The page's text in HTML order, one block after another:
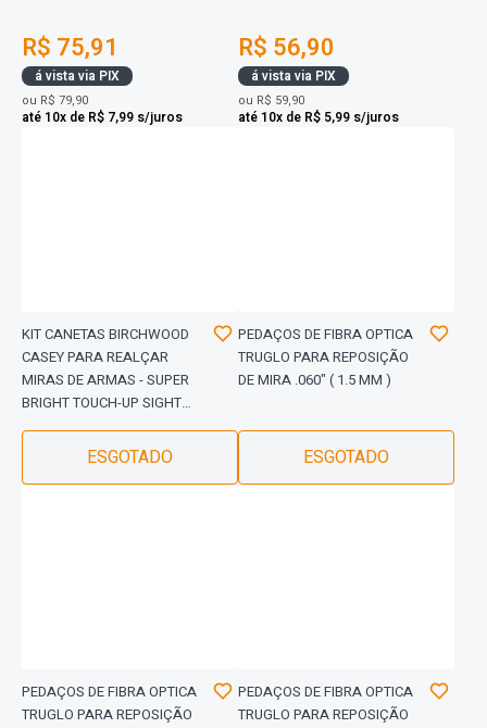
R$ 75,91
á vista via PIX
ou R$ 79,90
até 10x de R$ 7,99 s/juros
R$ 56,90
á vista via PIX
ou R$ 59,90
até 10x de R$ 5,99 s/juros
KIT CANETAS BIRCHWOOD
CASEY PARA REALÇAR
MIRAS DE ARMAS - SUPER
BRIGHT TOUCH-UP SIGHT
(DUAS CORES)
ESGOTADO
PEDAÇOS DE FIBRA OPTICA
TRUGLO PARA REPOSIÇÃO
DE MIRA .060" ( 1.5 MM )
ESGOTADO
PEDAÇOS DE FIBRA OPTICA
TRUGLO PARA REPOSIÇÃO
PEDAÇOS DE FIBRA OPTICA
TRUGLO PARA REPOSIÇÃO